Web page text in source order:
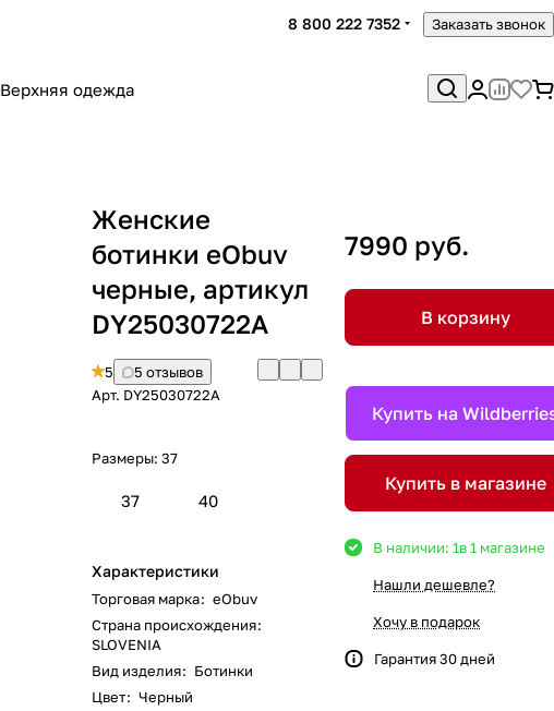
8 800 222 7352 Заказать звонок
Верхняя одежда
Женские
ботинки eObuv
черные, артикул
DY25030722A
5
5 отзывов
Арт. DY25030722A
Размеры: 37
37 40
Характеристики
Торговая марка: eObuv
Страна происхождения:
SLOVENIA
Вид изделия: Ботинки
Цвет: Черный
7990 руб.
В корзину
Купить на
Купить в магазине
В наличии: 1в 1 магазине
Нашли дешевле?
Хочу в подарок
Гарантия 30 дней